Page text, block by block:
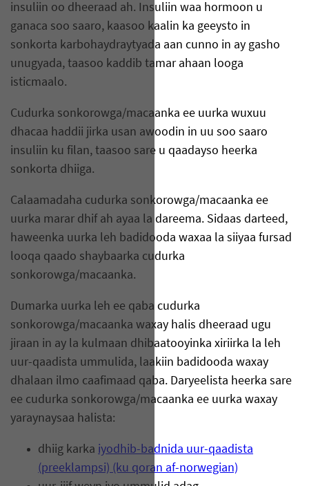
insuliin oo dheeraad ah. Insuliin waa hormoon u
ganaca soo saaro, kaasoo kaalin ka geeysto in
sonkorta karbohaydraytyada aan cunno in ay gasho
unugyada, taasoo kaddib tamar ahaan looga
isticmaalo.
Cudurka sonkorowga/macaanka ee uurka wuxuu
dhacaa haddii jirka usan awoodin in uu soo saaro
insuliin ku filan, taasoo sare u qaadayso heerka
sonkorta dhiiga.
Calaamadaha cudurka sonkorowga/macaanka ee
uurka marar dhif ah ayaa la dareema. Sidaas darteed,
haweenka uurka leh badidooda waxaa la siiyaa fursad
looqa qaado shaybaarka cudurka
sonkorowga/macaanka.
Dumarka uurka leh ee qaba cudurka
sonkorowga/macaanka waxay halis dheeraad ugu
jiraan in ay la kulmaan dhibaatooyinka xiriirka la leh
uur-qaadista ummulida, laakiin badidooda waxay
dhalaan ilmo caafimaad qaba. Daryeelista heerka sare
ee cudurka sonkorowga/macaanka ee uurka waxay
yaraynaysaa halista:
dhiig karka iyodhib-badnida uur-qaadista
(preeklampsi) (ku qoran af-norwegian)